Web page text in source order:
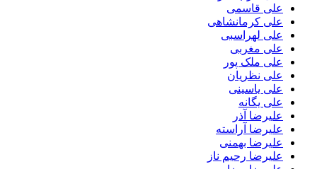
علی قاسمی
علی کرمانشاهی
علی لهراسبی
علی مغربی
علی ملک پور
علی نظریان
علی یاسینی
علی یگانه
علیرضا آذر
علیرضا آراسته
علیرضا بهمنی
علیرضا رحیم ناز